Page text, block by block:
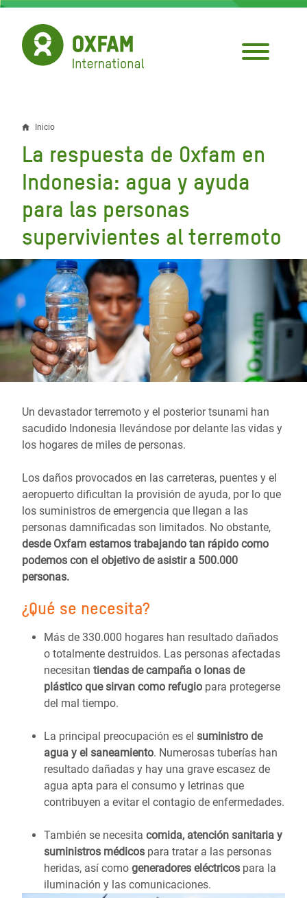
Pasar
contenido
principal
Sobrescribir
enlaces
de
ayuda
a
la
navegación
Inicio
La respuesta de Oxfam en
Indonesia: agua y ayuda
para las personas
supervivientes al terremoto
Un devastador terremoto y el posterior tsunami han
sacudido Indonesia llevándose por delante las vidas y
los hogares de miles de personas.
Los daños provocados en las carreteras, puentes y el
aeropuerto dificultan la provisión de ayuda, por lo que
los suministros de emergencia que llegan a las
personas damnificadas son limitados. No obstante,
desde Oxfam estamos trabajando tan rápido como
podemos con el objetivo de asistir a 500.000
personas.
¿Qué se necesita?
Más de 330.000 hogares han resultado dañados
o totalmente destruidos. Las personas afectadas
necesitan tiendas de campaña o lonas de
plástico que sirvan como refugio para protegerse
del mal tiempo.
La principal preocupación es el suministro de
agua y el saneamiento. Numerosas tuberías han
resultado dañadas y hay una grave escasez de
agua apta para el consumo y letrinas que
contribuyen a evitar el contagio de enfermedades.
También se necesita comida, atención sanitaria y
suministros médicos para tratar a las personas
heridas, así como generadores eléctricos para la
iluminación y las comunicaciones.